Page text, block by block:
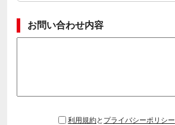
お問い合わせ内容
利用規約と プライバシーポリシー